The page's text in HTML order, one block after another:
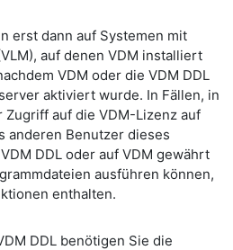
erst dann auf Systemen mit
auf denen VDM installiert
VDM oder die VDM DDL
aktiviert wurde. In Fällen, in
auf die VDM-Lizenz auf
anderen Benutzer dieses
DDL oder auf VDM gewährt
ausführen können,
enthalten.
DDL benötigen Sie die